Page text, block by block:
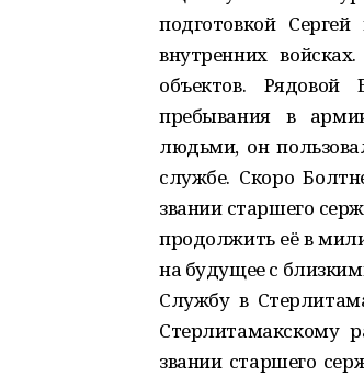
подготовкой
внутренних
объектов.
пребывания в
людьми, он
службе. Скоро
звании старшего
продолжить её в
на будущее с
Службу в
Стерлитамакскому
звании старшего